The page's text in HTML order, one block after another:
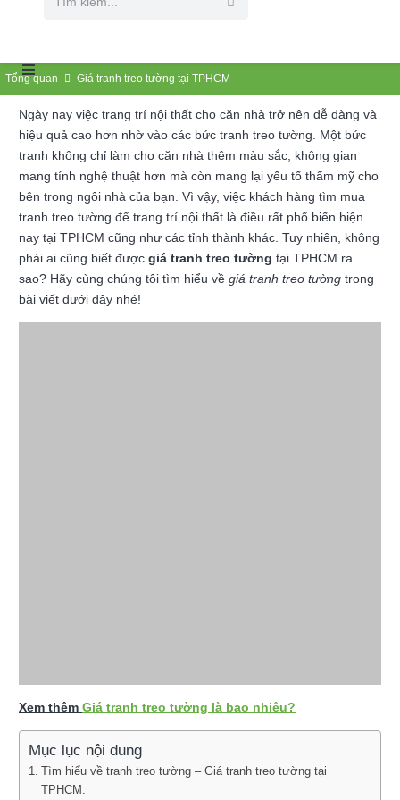
Tổng quan Giá tranh treo tường tại TPHCM
Ngày nay việc trang trí nội thất cho căn nhà trở nên dễ dàng và
hiệu quả cao hơn nhờ vào các bức tranh treo tường. Một bức
tranh không chỉ làm cho căn nhà thêm màu sắc, không gian
mang tính nghệ thuật hơn mà còn mang lại yếu tố thẩm mỹ cho
bên trong ngôi nhà của bạn. Vì vậy, việc khách hàng tìm mua
tranh treo tường để trang trí nội thất là điều rất phổ biến hiện
nay tại TPHCM cũng như các tỉnh thành khác. Tuy nhiên, không
phải ai cũng biết được giá tranh treo tường tại TPHCM ra
sao? Hãy cùng chúng tôi tìm hiểu về giá tranh treo tường trong
bài viết dưới đây nhé!
Xem thêm Giá tranh treo tường là bao nhiêu?
Mục lục nội dung
Tìm hiểu về tranh treo tường – Giá tranh treo tường tại
TPHCM.